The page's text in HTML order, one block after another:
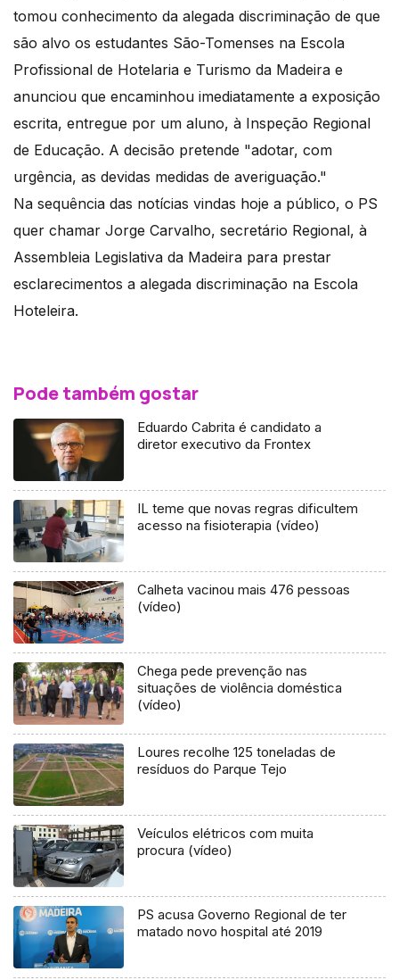
tomou conhecimento da alegada discriminação de que
são alvo os estudantes São-Tomenses na Escola
Profissional de Hotelaria e Turismo da Madeira e
anunciou que encaminhou imediatamente a exposição
escrita, entregue por um aluno, à Inspeção Regional
de Educação. A decisão pretende "adotar, com
urgência, as devidas medidas de averiguação."
Na sequência das notícias vindas hoje a público, o PS
quer chamar Jorge Carvalho, secretário Regional, à
Assembleia Legislativa da Madeira para prestar
esclarecimentos a alegada discriminação na Escola
Hoteleira.
Pode também gostar
Eduardo Cabrita é candidato a
diretor executivo da Frontex
IL teme que novas regras dificultem
acesso na fisioterapia (vídeo)
Calheta vacinou mais 476 pessoas
(vídeo)
Chega pede prevenção nas
situações de violência doméstica
(vídeo)
Loures recolhe 125 toneladas de
resíduos do Parque Tejo
Veículos elétricos com muita
procura (vídeo)
PS acusa Governo Regional de ter
matado novo hospital até 2019